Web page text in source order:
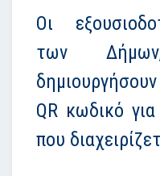
Οι
των
QR κωδικό
που